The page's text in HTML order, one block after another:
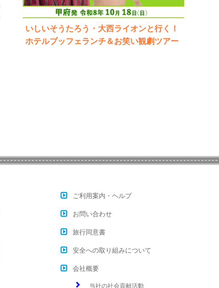
いしいそうたろう・大西ライオンと行く！
ホテルブッフェランチ＆お笑い観劇ツアー
ご利用案内・ヘルプ
お問い合わせ
旅行同意書
安全への取り組みについて
会社概要
当社の社会貢献活動